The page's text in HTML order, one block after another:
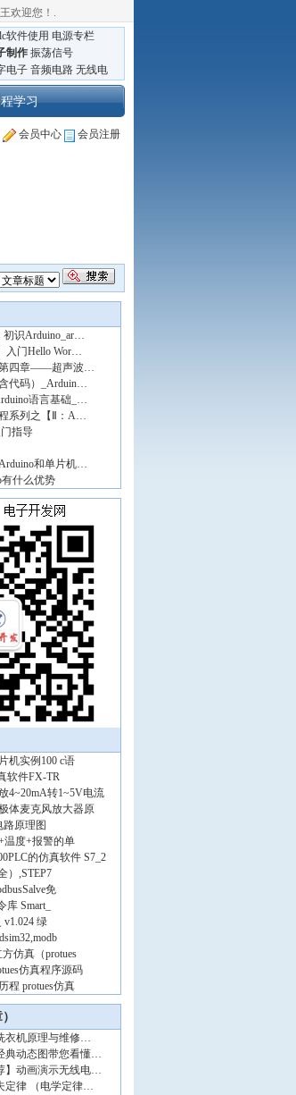
欢迎您！ .
软件使用 电源专栏
制作 振荡信号
电子 音频电路 无线电
学习
会员中心 会员注册
初识Arduino_ar…
入门Hello Wor…
第四章——超声波…
代码）_Arduin…
语言基础_…
系列之【Ⅱ：A…
指导
和单片机…
什么优势
机实例100 c语
软件FX-TR
4~20mA转1~5V电流
体麦克风放大器原
路原理图
温度+报警的单
的仿真软件 S7_2
）,STEP7
免
Smart_
v1.024 绿
方仿真（protues
仿真程序源码
程 protues仿真
衣机原理与维修…
典动态图带您看懂…
】动画演示无线电…
定律 （电学定律…